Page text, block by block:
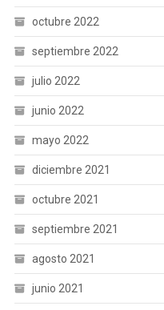
octubre 2022
septiembre 2022
julio 2022
junio 2022
mayo 2022
diciembre 2021
octubre 2021
septiembre 2021
agosto 2021
junio 2021